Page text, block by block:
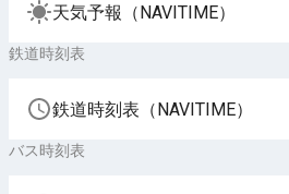
天気予報（NAVITIME）
鉄道時刻表
鉄道時刻表（NAVITIME）
バス時刻表